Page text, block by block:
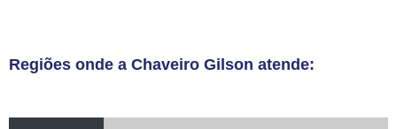
Regiões onde a Chaveiro Gilson atende: